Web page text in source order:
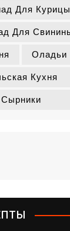
Для Курицы
Для
Оладьи
Кухня
Сырники